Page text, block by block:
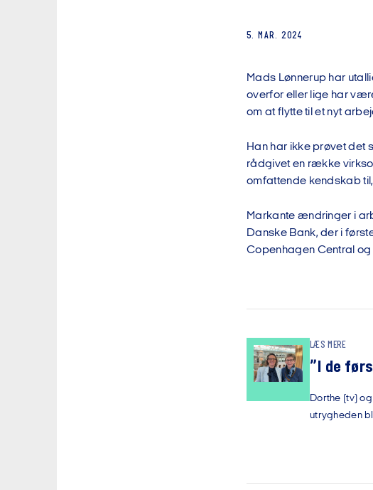
5. MAR. 2024
Mads Lønnerup har
overfor eller lige har
om at flytte til et nyt
Han har ikke prøvet det
rådgivet en række
omfattende kendskab
Markante ændringer i
Danske Bank, der i
Copenhagen Central
LÆS MERE
”I de
Dorthe (tv)
utrygheden